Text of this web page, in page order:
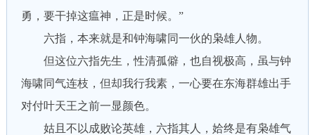
勇，要干掉这瘟神，正是时候。”
六指，本来就是和钟海啸同一伙的枭雄人物。
但这位六指先生，性清孤僻，也自视极高，虽与钟
海啸同气连枝，但却我行我素，一心要在东海群雄出手
对付叶天王之前一显颜色。
姑且不以成败论英雄，六指其人，姶终是有枭雄气